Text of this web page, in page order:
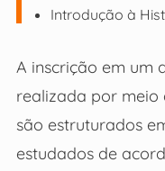
Introdução à
A inscrição em um
realizada por
são estruturados
estudados de